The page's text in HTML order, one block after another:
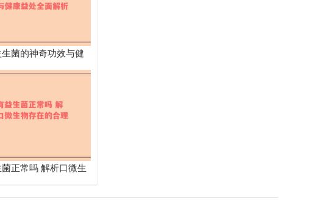
菌的神奇功效与健
面解析
正常吗 解析口微生